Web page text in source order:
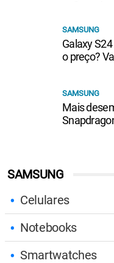
SAMSUNG
Celulares
Notebooks
Smartwatches
SAMSUNG
Galaxy
o preço?
SAMSUNG
Mais